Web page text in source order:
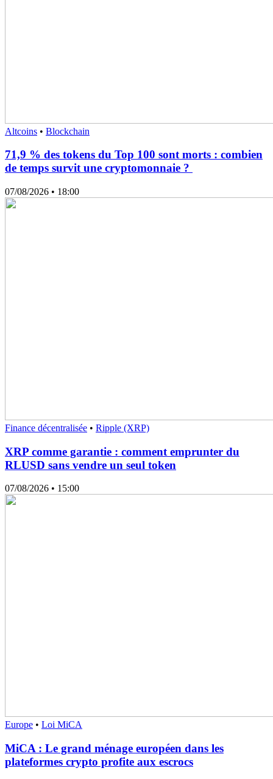
Altcoins • Blockchain
71,9 % des tokens du Top 100 sont morts : combien
de temps survit une cryptomonnaie ?
07/08/2026 • 18:00
Finance décentralisée • Ripple (XRP)
XRP comme garantie : comment emprunter du
RLUSD sans vendre un seul token
07/08/2026 • 15:00
Europe • Loi MiCA
MiCA : Le grand ménage européen dans les
plateformes crypto profite aux escrocs